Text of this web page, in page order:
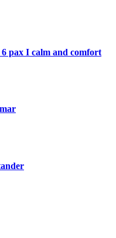
pax I calm and comfort